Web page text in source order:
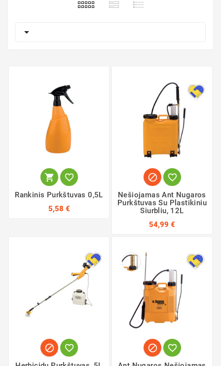

 
Rankinis Purkštuvas 0,5L
5,58 €
 
Nešiojamas Ant Nugaros
Purkštuvas Su Plastikiniu
Siurbliu, 12L
54,99 €
   